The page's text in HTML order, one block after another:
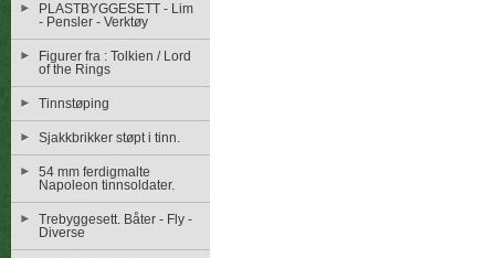
PLASTBYGGESETT - Lim
- Pensler - Verktøy
Figurer fra : Tolkien / Lord
of the Rings
Tinnstøping
Sjakkbrikker støpt i tinn.
54 mm ferdigmalte
Napoleon tinnsoldater.
Trebyggesett. Båter - Fly -
Diverse